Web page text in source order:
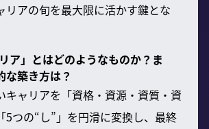
リアの旬を最大限に活かす鍵とな
ア」とはどのようなものか？ま
な築き方は？
キャリアを「資格・資源・資質・資
5つの“し”」を円滑に変換し、最終